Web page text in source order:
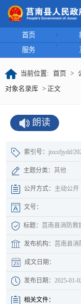
首页
服务
当前位置: 首页 >
对象名录库 > 正文
朗读
索引号： jnxxfjydd/
主题分类： 其他
公开方式： 主动公开
文号：
标题： 莒南县消防救
发布机构： 莒南县消
成文日期：
发布日期： 2025-01-
相关文件：